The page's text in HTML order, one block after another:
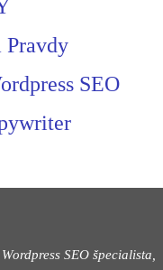
Pravdy
SEO
SEO špecialista,